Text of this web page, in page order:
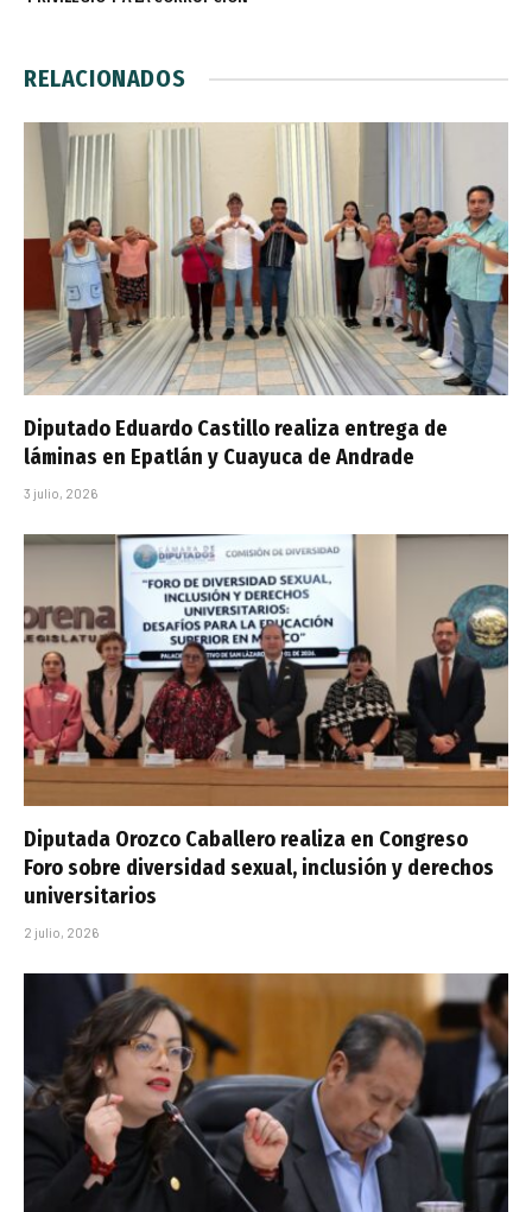
RELACIONADOS
Diputado Eduardo Castillo realiza entrega de
láminas en Epatlán y Cuayuca de Andrade
3 julio, 2026
Diputada Orozco Caballero realiza en Congreso
Foro sobre diversidad sexual, inclusión y derechos
universitarios
2 julio, 2026